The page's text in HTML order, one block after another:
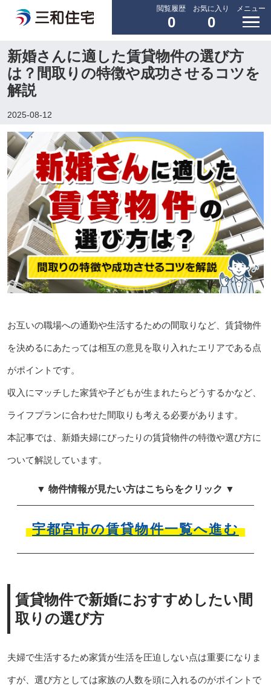
閲覧履歴
0
お気に入り
0
メニュー
新婚さんに適した賃貸物件の選び方
は？間取りの特徴や成功させるコツを
解説
2025-08-12
お互いの職場への通勤や生活するための間取りなど、賃貸物件
を決めるにあたっては相互の意見を取り入れたエリアである点
がポイントです。
収入にマッチした家賃や子どもが生まれたらどうするかなど、
ライフプランに合わせた間取りも考える必要があります。
本記事では、新婚夫婦にぴったりの賃貸物件の特徴や選び方に
ついて解説しています。
▼ 物件情報が見たい方はこちらをクリック ▼
宇都宮市の賃貸物件一覧へ進む
賃貸物件で新婚におすすめしたい間
取りの選び方
夫婦で生活するため家賃が生活を圧迫しない点は重要になりま
すが、選び方としては家族の人数を頭に入れるのがポイントで